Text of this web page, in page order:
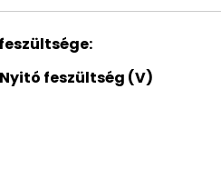
Nyitó feszültség (V)